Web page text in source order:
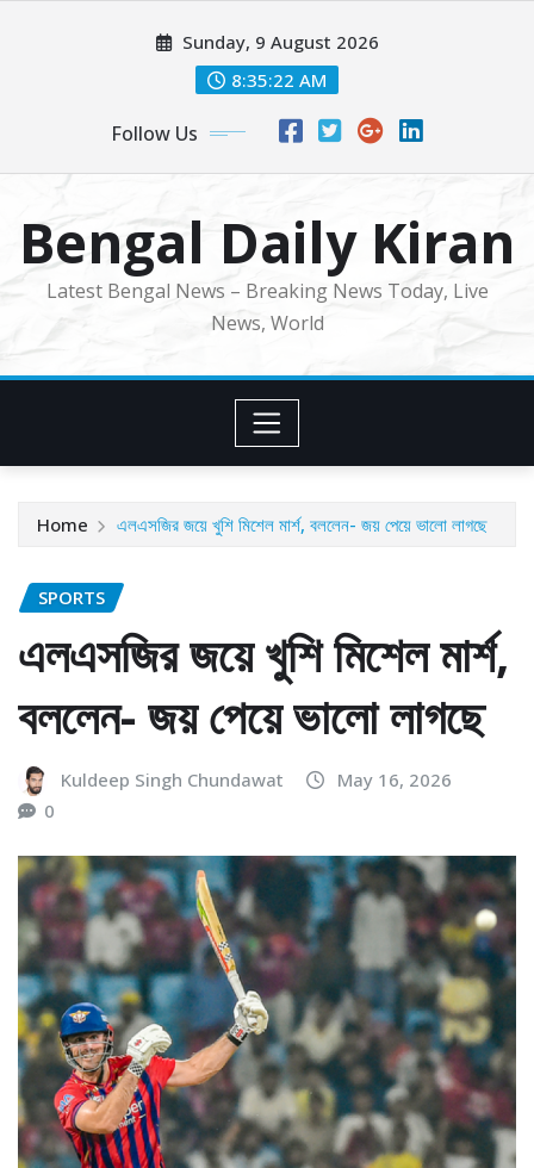
Sunday, 9 August 2026
8:35:24 AM
Follow Us
Bengal Daily Kiran
Latest Bengal News – Breaking News Today, Live
News, World
Home এলএসজির জয়ে খুশি মিশেল মার্শ, বললেন- জয় পেয়ে ভালো লাগছে
SPORTS
এলএসজির জয়ে খুশি মিশেল মার্শ,
বললেন- জয় পেয়ে ভালো লাগছে
Kuldeep Singh Chundawat
May 16, 2026
0